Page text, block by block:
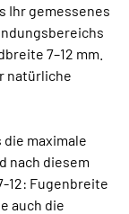
Ihr gemessenes
7–12 mm.
natürliche
maximale
nach diesem
12: Fugenbreite
auch die